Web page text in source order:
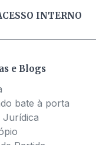
INTERNO
e Blogs
bate à porta
Jurídica